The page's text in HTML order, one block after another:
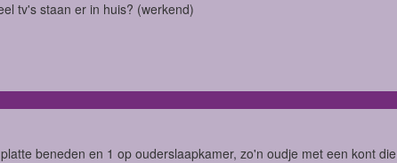
tv's staan er in huis? (werkend)
beneden en 1 op ouderslaapkamer, zo'n oudje met een kont